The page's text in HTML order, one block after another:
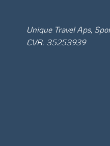
Unique Travel Aps,
CVR. 35253939